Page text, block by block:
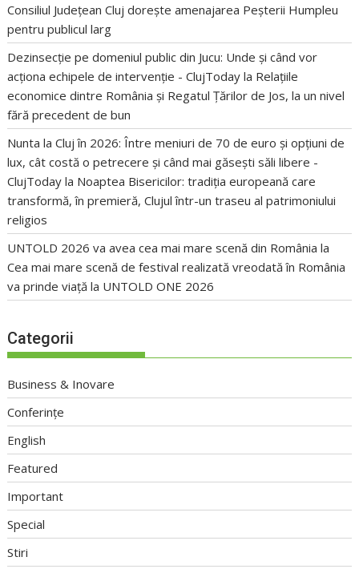
Consiliul Județean Cluj dorește amenajarea Peșterii Humpleu
pentru publicul larg
Dezinsecție pe domeniul public din Jucu: Unde și când vor
acționa echipele de intervenție - ClujToday la Relațiile
economice dintre România și Regatul Țărilor de Jos, la un nivel
fără precedent de bun
Nunta la Cluj în 2026: Între meniuri de 70 de euro și opțiuni de
lux, cât costă o petrecere și când mai găsești săli libere -
ClujToday la Noaptea Bisericilor: tradiția europeană care
transformă, în premieră, Clujul într-un traseu al patrimoniului
religios
UNTOLD 2026 va avea cea mai mare scenă din România la
Cea mai mare scenă de festival realizată vreodată în România
va prinde viață la UNTOLD ONE 2026
Categorii
Business & Inovare
Conferințe
English
Featured
Important
Special
Stiri